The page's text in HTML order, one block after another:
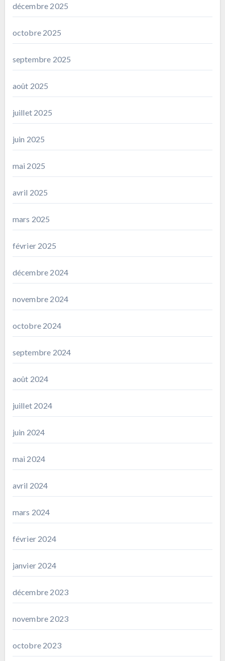
décembre 2025
octobre 2025
septembre 2025
août 2025
juillet 2025
juin 2025
mai 2025
avril 2025
mars 2025
février 2025
décembre 2024
novembre 2024
octobre 2024
septembre 2024
août 2024
juillet 2024
juin 2024
mai 2024
avril 2024
mars 2024
février 2024
janvier 2024
décembre 2023
novembre 2023
octobre 2023